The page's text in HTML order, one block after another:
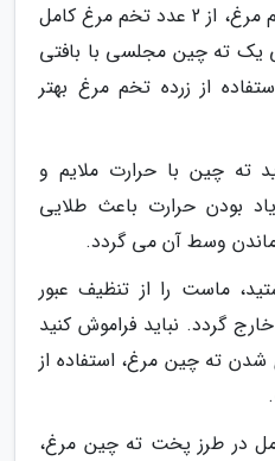
استفاده از زرده های تخم مرغ، از 2 عدد تخم مرغ کامل
پی یک ته چین مجلسی با بافتی
از زرده تخم مرغ بهتر
ته چین با حرارت ملایم و
بودن حرارت باعث طلایی
وسط آن می گردد.
ماست را از تنظیف عبور
گردد. نباید فراموش کنید
ته چین مرغ، استفاده از
در طرز پخت ته چین مرغ،